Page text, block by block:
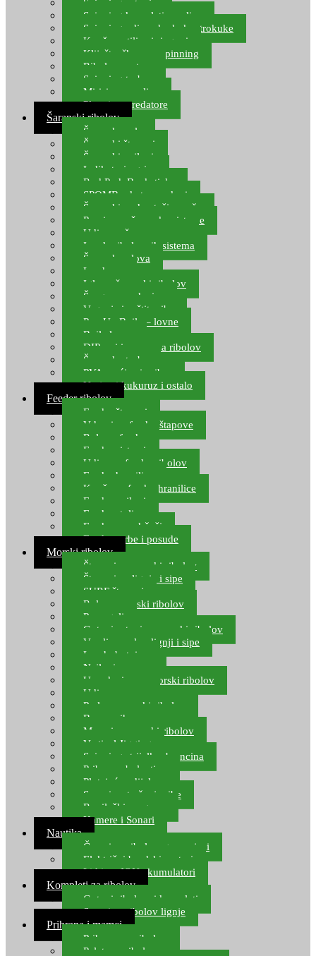
Spinning setovi
Spinning kompleti varalica
Spinning udice, dvokuke, trokuke
Kopče, vrtilice i ringovi
Kliješta, škare za spinning
Ribolov pastrve
Spinning torbe
Mirisi za varalice
Plovci za predatore
Šaranski ribolov
Šaranske role
Šaranski štapovi
Šaranski najloni
Indikatori ugriza
Rod Pod, Banksticks
SPOMB rakete, markeri
Šaranski podmetači, mreže
Pernice za šaranske sisteme
Udice za šarana, amura
Izrada ribolovnih sistema
Šaranska olova
Leadcore
Igle za šaranski ribolov
Špage, upredenice
Vaganje i zaštita ribe
Pop Up Boile – lovne
Boile lovne
DIP-ovi i arome za ribolov
Šaranske torbe
PVA vrećice i pribor
Umjetni kukuruz i ostalo
Feeder ribolov
Feeder štapovi
Vrhovi za feeder štapove
Role za feeder
Feeder sistemi
Udice za feeder ribolov
Feeder hranilice
Kopče za feeder hranilice
Feeder najloni
Feeder stolice
Feeder arm držači
Feeder torbe i posude
Morski ribolov
Štapovi za morski ribolov
Štapovi za lignje i sipe
SURF štapovi
Role za morski ribolov
Parangali
Gotovi setovi za morski ribolov
Varalice za lov lignji i sipe
Lov hobotnice
Najloni za more
Upredenice za morski ribolov
Udice za more
Perle za morski ribolov
Brum prihrana za more
Mamci za morski ribolov
Vertical Jigging
Spinning strijelke, brancina
Pribor za bolentino
Plutajuća odijela
Sonari za traženje ribe
Ronilački program
Kamere i Sonari
Nautika
Čamci za ribolov, gumenjaci
Električni brodski motori
Lithium ION akumulatori
Kompleti za ribolov
Gotovi ribolovni kompleti
Setovi za ribolov lignje
Prihrana i mamci
Prihrana za ribolov
Pelete za ribolov